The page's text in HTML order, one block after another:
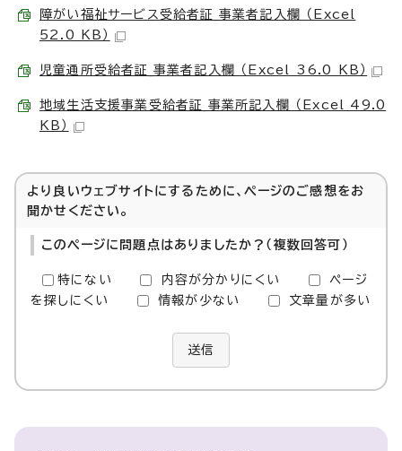
障がい福祉サービス受給者証_事業者記入欄 （Excel
52.0 KB）
児童通所受給者証_事業者記入欄 （Excel 36.0 KB）
地域生活支援事業受給者証_事業所記入欄 （Excel 49.0
KB）
より良いウェブサイトにするために、ページのご感想をお
聞かせください。
このページに問題点はありましたか？（複数回答可）
特にない 内容が分かりにくい
ページ
を探しにくい
情報が少ない 文章量が多い
送信